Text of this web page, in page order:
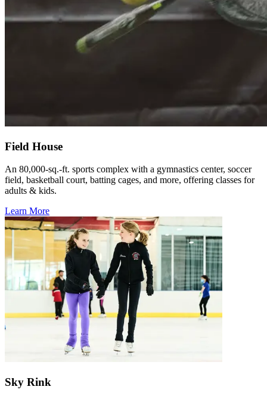
Field House​​​​‌ ‍ ​‍​‍‌‍ ‌ ​‍‌‍‍‌‌‍‌ ‌‍‍‌‌‍ ‍​‍​‍​ ‍‍​‍​‍‌ ​ ‌‍​‌‌‍ ‍‌‍‍‌‌ ‌​‌ ‍‌​‍ ‍‌‍‍‌‌‍ ​‍​‍​‍ ​​‍​‍‌‍‍​‌ ​‍‌‍‌‌‌‍‌‍​‍​‍​ ‍‍​‍​‍‌‍‍​‌ ‌​‌ ‌​‌ ​​‌ ​ ​ ‍‍​‍ ​‍ ‌‍​ ‌‍‍​‌‍‌‌‌‍ ​‌ ​ ‌‍‌‌‌‍​‌‌ ​​‌‍‍‌‌‍‌‌‌ ​‍‌ ​ ​‍ ‍‌ ​ ‌‍​‌‌‍ ‍‌‍‍‌‌ ‌​‌ ‍‌​‍ ‍‌ ​ ‌ ‌​‌ ‌‌‌‍‌​‌‍‍‌‌‍ ​‍ ‌‍‍‌‌‍ ‍‌ ‌​‌‍‌‌‌‍ ‍‌ ‌​​‍ ‌‍‌‌‌‍‌​‌‍‍‌‌ ‌​​‍ ‌‍ ‌‌‍ ‌‍‌​‌‍‌‌​ ‌‌ ​​‌ ​‍‌‍‌‌‌ ​ ‌‍‌‌‌‍ ‍‌ ‌​‌‍​‌‌ ‌​‌‍‍‌‌‍ ‌‍ ‍​ ‍ ‌‍‍‌‌‍‌​​ ‌​ ​‍​ ‌‌‌‍​ ‌‍‌‌​ ‌​‌‍​‍‌‍​‍‌‍​‌​‍ ‌​ ‌​​ ​​‌‍​‍​ ‌‍​‍ ‌​ ‌​‌‍‌‍‌‍​‌​ ‍​​‍ ‌‌‍​‌‌‍​‌‌‍‌‌​ ‍‌​‍ ‌​ ‌​​ ‌‌​ ‌ ​ ‌‌​ ‍‌​ ‌‌​ ‍‌‌‍​ ‌‍​‍​ ‌ ‌‍‌​​ ​ ​ ‍ ‌ ‌​‌ ‍‌‌ ​​‌‍‌‌​ ‌‌ ​​‌‍​‌‌‍‌ ‌‍‌‌​ ‍ ‌ ​​‌‍​‌‌ ‌​‌‍‍​​ ‌‌ ​​‌‍​‌‌‍‌ ‌‍‌‌‌​​‍‌ ‌‌‌‍‍‌‌‍ ​‌‍‌​‌‍‌‌‌ ​‍​‍‌‌​ ‌‌‌​​‍‌‌ ‌‍‍ ‌‍‌‌‌ ‍‌​‍‌‌​ ​ ‌​‌​​‍‌‌​ ​ ‌​‌​​‍‌‌​ ​‍​ ​‍​ ‍​​ ​ ‌‍​‍‌‍​‌​ ‍​​ ​ ‌‍‌​​ ‌ ​ ‍​​ ‍​​ ‍​‌‍​‍​‍‌‌​ ​‍​ ​‍​‍‌‌​ ‌‌‌​‌​​‍ ‍‌‍​ ‌‍​‌‌ ​‍‌‍ ‌ ‌‌‌ ​ ‌‍‌‌‌‍ ​‌​‍‌‌ ‌​‌‍‌‌‌‍ ‌‌ ​ ​‍‌‌​ ‌‌‌​​‍‌‌ ‌‍‍ ‌‍‌‌‌ ‍‌​‍‌‌​ ​ ‌​‌​​‍‌‌​ ​ ‌​‌​​‍‌‌​ ​‍​ ​‍​ ‌‍‌‍​‌‌‍​ ‌‍‌‍‌‍​‌​ ​‌​ ‌ ​ ‍​‌‍‌‌‌‍​‍​ ‌‌‌‍​‌​ ‌‌‌‍​‌​ ‌‌​ ‍‌‌‍‌‌‌‍‌‌​ ​ ​ ‌​‌‍‌‍​ ‌‌​ ‌ ‌‍‌‍​ ‍‌​ ‌‍​ ​‌​ ​‍​ ‌​‌‍​‌​ ​ ​ ​ ​‍‌‌​ ​‍​ ​‍​‍‌‌​ ‌‌‌​‌​​‍ ‍‌‍​ ‌‍​‌‌ ​‍‌‍‌​‌‌‌​‌‍‍‌‌ ‌​‌‍ ​‌‍‌‌​ ‌‍​‍‌‍​‌‌ ​ ‌‍‌‌‌‌‌‌‌ ​‍‌‍ ​​ ‌‌‍‍​‌ ‌​‌ ‌​‌ ​​‌ ​ ​‍‌‌​ ​ ‌​​‌​‍‌‌​ ​‍‌​‌‍​‍‌‌​ ​‍‌​‌‍‌‍​ ‌‍‍​‌‍‌‌‌‍ ​‌ ​ ‌‍‌‌‌‍​‌‌ ​​‌‍‍‌‌‍‌‌‌ ​‍‌ ​ ​‍ ‍‌ ​ ‌‍​‌‌‍ ‍‌‍‍‌‌ ‌​‌ ‍‌​‍ ‍‌ ​ ‌ ‌​‌ ‌‌‌‍‌​‌‍‍‌‌‍ ​‍‌‍‌‍‍‌‌‍‌​​ ‌​ ​‍​ ‌‌‌‍​ ‌‍‌‌​ ‌​‌‍​‍‌‍​‍‌‍​‌​‍ ‌​ ‌​​ ​​‌‍​‍​ ‌‍​‍ ‌​ ‌​‌‍‌‍‌‍​‌​ ‍​​‍ ‌‌‍​‌‌‍​‌‌‍‌‌​ ‍‌​‍ ‌​ ‌​​ ‌‌​ ‌ ​ ‌‌​ ‍‌​ ‌‌​ ‍‌‌‍​ ‌‍​‍​ ‌ ‌‍‌​​ ​ ​‍‌‍‌ ‌​‌ ‍‌‌ ​​‌‍‌‌​ ‌‌ ​​‌‍​‌‌‍‌ ‌‍‌‌​‍‌‍‌ ​​‌‍​‌‌ ‌​‌‍‍​​ ‌‌ ​​‌‍​‌‌‍‌ ‌‍‌‌‌​​‍‌ ‌‌‌‍‍‌‌‍ ​‌‍‌​‌‍‌‌‌ ​‍​‍‌‌​ ‌‌‌​​‍‌‌ ‌‍‍ ‌‍‌‌‌ ‍‌​‍‌‌​ ​ ‌​‌​​‍‌‌​ ​ ‌​‌​​‍‌‌​ ​‍​ ​‍​ ‍​​ ​ ‌‍​‍‌‍​‌​ ‍​​ ​ ‌‍‌​​ ‌ ​ ‍​​ ‍​​ ‍​‌‍​‍​‍‌‌​ ​‍​ ​‍​‍‌‌​ ‌‌‌​‌​​‍ ‍‌‍​ ‌‍​‌‌ ​‍‌‍ ‌ ‌‌‌ ​ ‌‍‌‌‌‍ ​‌​‍‌‌ ‌​‌‍‌‌‌‍ ‌‌ ​ ​‍‌‌​ ‌‌‌​​‍‌‌ ‌‍‍ ‌‍‌‌‌ ‍‌​‍‌‌​ ​ ‌​‌​​‍‌‌​ ​ ‌​‌​​‍‌‌​ ​‍​ ​‍​ ‌‍‌‍​‌‌‍​ ‌‍‌‍‌‍​‌​ ​‌​ ‌ ​ ‍​‌‍‌‌‌‍​‍​ ‌‌‌‍​‌​ ‌‌‌‍​‌​ ‌‌​ ‍‌‌‍‌‌‌‍‌‌​ ​ ​ ‌​‌‍‌‍​ ‌‌​ ‌ ‌‍‌‍​ ‍‌​ ‌‍​ ​‌​ ​‍​ ‌​‌‍​‌​ ​ ​ ​ ​‍‌‌​ ​‍​ ​‍​‍‌‌​ ‌‌‌​‌​​‍ ‍‌‍​ ‌‍​‌‌ ​‍‌‍‌​‌‌‌​‌‍‍‌‌ ‌​‌‍ ​‌‍‌‌​‍‌‍‌ ​​‌‍‌‌‌ ​‍‌ ​ ‌ ​​‌‍‌‌‌‍​ ‌ ‌​‌‍‍‌‌ ‌‍‌‍‌‌​ ‌‌ ​​‌ ‌‌‌‍​‍‌‍ ​‌‍‍‌‌ ​ ‌‍‍​‌‍‌‌‌‍‌​​‍​‍‌ ‌
An 80,000-sq.-ft. sports complex with a gymnastics center, soccer
field, basketball court, batting cages, and more, offering classes for
adults & kids.​​​​‌ ‍ ​‍​‍‌‍ ‌ ​‍‌‍‍‌‌‍‌ ‌‍‍‌‌‍ ‍​‍​‍​ ‍‍​‍​‍‌ ​ ‌‍​‌‌‍ ‍‌‍‍‌‌ ‌​‌ ‍‌​‍ ‍‌‍‍‌‌‍ ​‍​‍​‍ ​​‍​‍‌‍‍​‌ ​‍‌‍‌‌‌‍‌‍​‍​‍​ ‍‍​‍​‍‌‍‍​‌ ‌​‌ ‌​‌ ​​‌ ​ ​ ‍‍​‍ ​‍ ‌‍​ ‌‍‍​‌‍‌‌‌‍ ​‌ ​ ‌‍‌‌‌‍​‌‌ ​​‌‍‍‌‌‍‌‌‌ ​‍‌ ​ ​‍ ‍‌ ​ ‌‍​‌‌‍ ‍‌‍‍‌‌ ‌​‌ ‍‌​‍ ‍‌ ​ ‌ ‌​‌ ‌‌‌‍‌​‌‍‍‌‌‍ ​‍ ‌‍‍‌‌‍ ‍‌ ‌​‌‍‌‌‌‍ ‍‌ ‌​​‍ ‌‍‌‌‌‍‌​‌‍‍‌‌ ‌​​‍ ‌‍ ‌‌‍ ‌‍‌​‌‍‌‌​ ‌‌ ​​‌ ​‍‌‍‌‌‌ ​ ‌‍‌‌‌‍ ‍‌ ‌​‌‍​‌‌ ‌​‌‍‍‌‌‍ ‌‍ ‍​ ‍ ‌‍‍‌‌‍‌​​ ‌​ ​‍​ ‌‌‌‍​ ‌‍‌‌​ ‌​‌‍​‍‌‍​‍‌‍​‌​‍ ‌​ ‌​​ ​​‌‍​‍​ ‌‍​‍ ‌​ ‌​‌‍‌‍‌‍​‌​ ‍​​‍ ‌‌‍​‌‌‍​‌‌‍‌‌​ ‍‌​‍ ‌​ ‌​​ ‌‌​ ‌ ​ ‌‌​ ‍‌​ ‌‌​ ‍‌‌‍​ ‌‍​‍​ ‌ ‌‍‌​​ ​ ​ ‍ ‌ ‌​‌ ‍‌‌ ​​‌‍‌‌​ ‌‌ ​​‌‍​‌‌‍‌ ‌‍‌‌​ ‍ ‌ ​​‌‍​‌‌ ‌​‌‍‍​​ ‌‌ ​​‌‍​‌‌‍‌ ‌‍‌‌‌​​‍‌ ‌‌‌‍‍‌‌‍ ​‌‍‌​‌‍‌‌‌ ​‍​‍‌‌​ ‌‌‌​​‍‌‌ ‌‍‍ ‌‍‌‌‌ ‍‌​‍‌‌​ ​ ‌​‌​​‍‌‌​ ​ ‌​‌​​‍‌‌​ ​‍​ ​‍​ ‍​​ ​ ‌‍​‍‌‍​‌​ ‍​​ ​ ‌‍‌​​ ‌ ​ ‍​​ ‍​​ ‍​‌‍​‍​‍‌‌​ ​‍​ ​‍​‍‌‌​ ‌‌‌​‌​​‍ ‍‌‍​ ‌‍​‌‌ ​‍‌‍ ‌ ‌‌‌ ​ ‌‍‌‌‌‍ ​‌​‍‌‌ ‌​‌‍‌‌‌‍ ‌‌ ​ ​‍‌‌​ ‌‌‌​​‍‌‌ ‌‍‍ ‌‍‌‌‌ ‍‌​‍‌‌​ ​ ‌​‌​​‍‌‌​ ​ ‌​‌​​‍‌‌​ ​‍​ ​‍​ ‌‍‌‍​‌‌‍​ ‌‍‌‍‌‍​‌​ ​‌​ ‌ ​ ‍​‌‍‌‌‌‍​‍​ ‌‌‌‍​‌​ ‌‌‌‍​‌​ ‌‌​ ‍‌‌‍‌‌‌‍‌‌​ ​ ​ ‌​‌‍‌‍​ ‌‌​ ‌ ‌‍‌‍​ ‍‌​ ‌‍​ ​‌​ ​‍​ ‌​‌‍​‌​ ​ ​ ​ ​‍‌‌​ ​‍​ ​‍​‍‌‌​ ‌‌‌​‌​​‍ ‍‌‍​ ‌‍​‌‌ ​‍‌‍‌​‌​‌​‌‍‌‌‌ ​ ‌‍​ ‌ ​‍‌‍‍‌‌ ​​‌ ‌​‌‍‍‌‌‍ ‌‍ ‍​ ‌‍​‍‌‍​‌‌ ​ ‌‍‌‌‌‌‌‌‌ ​‍‌‍ ​​ ‌‌‍‍​‌ ‌​‌ ‌​‌ ​​‌ ​ ​‍‌‌​ ​ ‌​​‌​‍‌‌​ ​‍‌​‌‍​‍‌‌​ ​‍‌​‌‍‌‍​ ‌‍‍​‌‍‌‌‌‍ ​‌ ​ ‌‍‌‌‌‍​‌‌ ​​‌‍‍‌‌‍‌‌‌ ​‍‌ ​ ​‍ ‍‌ ​ ‌‍​‌‌‍ ‍‌‍‍‌‌ ‌​‌ ‍‌​‍ ‍‌ ​ ‌ ‌​‌ ‌‌‌‍‌​‌‍‍‌‌‍ ​‍‌‍‌‍‍‌‌‍‌​​ ‌​ ​‍​ ‌‌‌‍​ ‌‍‌‌​ ‌​‌‍​‍‌‍​‍‌‍​‌​‍ ‌​ ‌​​ ​​‌‍​‍​ ‌‍​‍ ‌​ ‌​‌‍‌‍‌‍​‌​ ‍​​‍ ‌‌‍​‌‌‍​‌‌‍‌‌​ ‍‌​‍ ‌​ ‌​​ ‌‌​ ‌ ​ ‌‌​ ‍‌​ ‌‌​ ‍‌‌‍​ ‌‍​‍​ ‌ ‌‍‌​​ ​ ​‍‌‍‌ ‌​‌ ‍‌‌ ​​‌‍‌‌​ ‌‌ ​​‌‍​‌‌‍‌ ‌‍‌‌​‍‌‍‌ ​​‌‍​‌‌ ‌​‌‍‍​​ ‌‌ ​​‌‍​‌‌‍‌ ‌‍‌‌‌​​‍‌ ‌‌‌‍‍‌‌‍ ​‌‍‌​‌‍‌‌‌ ​‍​‍‌‌​ ‌‌‌​​‍‌‌ ‌‍‍ ‌‍‌‌‌ ‍‌​‍‌‌​ ​ ‌​‌​​‍‌‌​ ​ ‌​‌​​‍‌‌​ ​‍​ ​‍​ ‍​​ ​ ‌‍​‍‌‍​‌​ ‍​​ ​ ‌‍‌​​ ‌ ​ ‍​​ ‍​​ ‍​‌‍​‍​‍‌‌​ ​‍​ ​‍​‍‌‌​ ‌‌‌​‌​​‍ ‍‌‍​ ‌‍​‌‌ ​‍‌‍ ‌ ‌‌‌ ​ ‌‍‌‌‌‍ ​‌​‍‌‌ ‌​‌‍‌‌‌‍ ‌‌ ​ ​‍‌‌​ ‌‌‌​​‍‌‌ ‌‍‍ ‌‍‌‌‌ ‍‌​‍‌‌​ ​ ‌​‌​​‍‌‌​ ​ ‌​‌​​‍‌‌​ ​‍​ ​‍​ ‌‍‌‍​‌‌‍​ ‌‍‌‍‌‍​‌​ ​‌​ ‌ ​ ‍​‌‍‌‌‌‍​‍​ ‌‌‌‍​‌​ ‌‌‌‍​‌​ ‌‌​ ‍‌‌‍‌‌‌‍‌‌​ ​ ​ ‌​‌‍‌‍​ ‌‌​ ‌ ‌‍‌‍​ ‍‌​ ‌‍​ ​‌​ ​‍​ ‌​‌‍​‌​ ​ ​ ​ ​‍‌‌​ ​‍​ ​‍​‍‌‌​ ‌‌‌​‌​​‍ ‍‌‍​ ‌‍​‌‌ ​‍‌‍‌​‌​‌​‌‍‌‌‌ ​ ‌‍​ ‌ ​‍‌‍‍‌‌ ​​‌ ‌​‌‍‍‌‌‍ ‌‍ ‍​‍‌‍‌ ​​‌‍‌‌‌ ​‍‌ ​ ‌ ​​‌‍‌‌‌‍​ ‌ ‌​‌‍‍‌‌ ‌‍‌‍‌‌​ ‌‌ ​​‌ ‌‌‌‍​‍‌‍ ​‌‍‍‌‌ ​ ‌‍‍​‌‍‌‌‌‍‌​​‍​‍‌ ‌
Learn More​​​​‌ ‍ ​‍​‍‌‍ ‌ ​‍‌‍‍‌‌‍‌ ‌‍‍‌‌‍ ‍​‍​‍​ ‍‍​‍​‍‌ ​ ‌‍​‌‌‍ ‍‌‍‍‌‌ ‌​‌ ‍‌​‍ ‍‌‍‍‌‌‍ ​‍​‍​‍ ​​‍​‍‌‍‍​‌ ​‍‌‍‌‌‌‍‌‍​‍​‍​ ‍‍​‍​‍‌‍‍​‌ ‌​‌ ‌​‌ ​​‌ ​ ​ ‍‍​‍ ​‍ ‌‍​ ‌‍‍​‌‍‌‌‌‍ ​‌ ​ ‌‍‌‌‌‍​‌‌ ​​‌‍‍‌‌‍‌‌‌ ​‍‌ ​ ​‍ ‍‌ ​ ‌‍​‌‌‍ ‍‌‍‍‌‌ ‌​‌ ‍‌​‍ ‍‌ ​ ‌ ‌​‌ ‌‌‌‍‌​‌‍‍‌‌‍ ​‍ ‌‍‍‌‌‍ ‍‌ ‌​‌‍‌‌‌‍ ‍‌ ‌​​‍ ‌‍‌‌‌‍‌​‌‍‍‌‌ ‌​​‍ ‌‍ ‌‌‍ ‌‍‌​‌‍‌‌​ ‌‌ ​​‌ ​‍‌‍‌‌‌ ​ ‌‍‌‌‌‍ ‍‌ ‌​‌‍​‌‌ ‌​‌‍‍‌‌‍ ‌‍ ‍​ ‍ ‌‍‍‌‌‍‌​​ ‌​ ​‍​ ‌‌‌‍​ ‌‍‌‌​ ‌​‌‍​‍‌‍​‍‌‍​‌​‍ ‌​ ‌​​ ​​‌‍​‍​ ‌‍​‍ ‌​ ‌​‌‍‌‍‌‍​‌​ ‍​​‍ ‌‌‍​‌‌‍​‌‌‍‌‌​ ‍‌​‍ ‌​ ‌​​ ‌‌​ ‌ ​ ‌‌​ ‍‌​ ‌‌​ ‍‌‌‍​ ‌‍​‍​ ‌ ‌‍‌​​ ​ ​ ‍ ‌ ‌​‌ ‍‌‌ ​​‌‍‌‌​ ‌‌ ​​‌‍​‌‌‍‌ ‌‍‌‌​ ‍ ‌ ​​‌‍​‌‌ ‌​‌‍‍​​ ‌‌ ​​‌‍​‌‌‍‌ ‌‍‌‌‌​​‍‌ ‌‌‌‍‍‌‌‍ ​‌‍‌​‌‍‌‌‌ ​‍​‍‌‌​ ‌‌‌​​‍‌‌ ‌‍‍ ‌‍‌‌‌ ‍‌​‍‌‌​ ​ ‌​‌​​‍‌‌​ ​ ‌​‌​​‍‌‌​ ​‍​ ​‍​ ‍​​ ​ ‌‍​‍‌‍​‌​ ‍​​ ​ ‌‍‌​​ ‌ ​ ‍​​ ‍​​ ‍​‌‍​‍​‍‌‌​ ​‍​ ​‍​‍‌‌​ ‌‌‌​‌​​‍ ‍‌‍​ ‌‍​‌‌ ​‍‌‍ ‌ ‌‌‌ ​ ‌‍‌‌‌‍ ​‌​‍‌‌ ‌​‌‍‌‌‌‍ ‌‌ ​ ​‍‌‌​ ‌‌‌​​‍‌‌ ‌‍‍ ‌‍‌‌‌ ‍‌​‍‌‌​ ​ ‌​‌​​‍‌‌​ ​ ‌​‌​​‍‌‌​ ​‍​ ​‍​ ‌‍‌‍​‌‌‍​ ‌‍‌‍‌‍​‌​ ​‌​ ‌ ​ ‍​‌‍‌‌‌‍​‍​ ‌‌‌‍​‌​ ‌‌‌‍​‌​ ‌‌​ ‍‌‌‍‌‌‌‍‌‌​ ​ ​ ‌​‌‍‌‍​ ‌‌​ ‌ ‌‍‌‍​ ‍‌​ ‌‍​ ​‌​ ​‍​ ‌​‌‍​‌​ ​ ​ ​ ​‍‌‌​ ​‍​ ​‍​‍‌‌​ ‌‌‌​‌​​‍ ‍‌‍​‍‌ ‌‌‌ ‌​‌ ‌​‌‍ ‌‍ ‍‌ ​ ​‍‌‌​ ‌‌‌​​‍‌‌ ‌‍‍ ‌‍‌‌‌ ‍‌​‍‌‌​ ​ ‌​‌​​‍‌‌​ ​ ‌​‌​​‍‌‌​ ​‍​ ​‍‌‍​‍‌‍‌‍​ ‍​‌‍​ ​ ​ ​ ‌​‌‍​‌​ ​ ‌‍​‍​ ​‌​ ‌ ​ ‌‍​‍‌‌​ ​‍​ ​‍​‍‌‌​ ‌‌‌​‌​​‍ ‍‌ ‌​‌‍‌‌‌ ‍​‌ ‌​​ ‌‍​‍‌‍​‌‌ ​ ‌‍‌‌‌‌‌‌‌ ​‍‌‍ ​​ ‌‌‍‍​‌ ‌​‌ ‌​‌ ​​‌ ​ ​‍‌‌​ ​ ‌​​‌​‍‌‌​ ​‍‌​‌‍​‍‌‌​ ​‍‌​‌‍‌‍​ ‌‍‍​‌‍‌‌‌‍ ​‌ ​ ‌‍‌‌‌‍​‌‌ ​​‌‍‍‌‌‍‌‌‌ ​‍‌ ​ ​‍ ‍‌ ​ ‌‍​‌‌‍ ‍‌‍‍‌‌ ‌​‌ ‍‌​‍ ‍‌ ​ ‌ ‌​‌ ‌‌‌‍‌​‌‍‍‌‌‍ ​‍‌‍‌‍‍‌‌‍‌​​ ‌​ ​‍​ ‌‌‌‍​ ‌‍‌‌​ ‌​‌‍​‍‌‍​‍‌‍​‌​‍ ‌​ ‌​​ ​​‌‍​‍​ ‌‍​‍ ‌​ ‌​‌‍‌‍‌‍​‌​ ‍​​‍ ‌‌‍​‌‌‍​‌‌‍‌‌​ ‍‌​‍ ‌​ ‌​​ ‌‌​ ‌ ​ ‌‌​ ‍‌​ ‌‌​ ‍‌‌‍​ ‌‍​‍​ ‌ ‌‍‌​​ ​ ​‍‌‍‌ ‌​‌ ‍‌‌ ​​‌‍‌‌​ ‌‌ ​​‌‍​‌‌‍‌ ‌‍‌‌​‍‌‍‌ ​​‌‍​‌‌ ‌​‌‍‍​​ ‌‌ ​​‌‍​‌‌‍‌ ‌‍‌‌‌​​‍‌ ‌‌‌‍‍‌‌‍ ​‌‍‌​‌‍‌‌‌ ​‍​‍‌‌​ ‌‌‌​​‍‌‌ ‌‍‍ ‌‍‌‌‌ ‍‌​‍‌‌​ ​ ‌​‌​​‍‌‌​ ​ ‌​‌​​‍‌‌​ ​‍​ ​‍​ ‍​​ ​ ‌‍​‍‌‍​‌​ ‍​​ ​ ‌‍‌​​ ‌ ​ ‍​​ ‍​​ ‍​‌‍​‍​‍‌‌​ ​‍​ ​‍​‍‌‌​ ‌‌‌​‌​​‍ ‍‌‍​ ‌‍​‌‌ ​‍‌‍ ‌ ‌‌‌ ​ ‌‍‌‌‌‍ ​‌​‍‌‌ ‌​‌‍‌‌‌‍ ‌‌ ​ ​‍‌‌​ ‌‌‌​​‍‌‌ ‌‍‍ ‌‍‌‌‌ ‍‌​‍‌‌​ ​ ‌​‌​​‍‌‌​ ​ ‌​‌​​‍‌‌​ ​‍​ ​‍​ ‌‍‌‍​‌‌‍​ ‌‍‌‍‌‍​‌​ ​‌​ ‌ ​ ‍​‌‍‌‌‌‍​‍​ ‌‌‌‍​‌​ ‌‌‌‍​‌​ ‌‌​ ‍‌‌‍‌‌‌‍‌‌​ ​ ​ ‌​‌‍‌‍​ ‌‌​ ‌ ‌‍‌‍​ ‍‌​ ‌‍​ ​‌​ ​‍​ ‌​‌‍​‌​ ​ ​ ​ ​‍‌‌​ ​‍​ ​‍​‍‌‌​ ‌‌‌​‌​​‍ ‍‌‍​‍‌ ‌‌‌ ‌​‌ ‌​‌‍ ‌‍ ‍‌ ​ ​‍‌‌​ ‌‌‌​​‍‌‌ ‌‍‍ ‌‍‌‌‌ ‍‌​‍‌‌​ ​ ‌​‌​​‍‌‌​ ​ ‌​‌​​‍‌‌​ ​‍​ ​‍‌‍​‍‌‍‌‍​ ‍​‌‍​ ​ ​ ​ ‌​‌‍​‌​ ​ ‌‍​‍​ ​‌​ ‌ ​ ‌‍​‍‌‌​ ​‍​ ​‍​‍‌‌​ ‌‌‌​‌​​‍ ‍‌ ‌​‌‍‌‌‌ ‍​‌ ‌​​‍‌‍‌ ​​‌‍‌‌‌ ​‍‌ ​ ‌ ​​‌‍‌‌‌‍​ ‌ ‌​‌‍‍‌‌ ‌‍‌‍‌‌​ ‌‌ ​​‌ ‌‌‌‍​‍‌‍ ​‌‍‍‌‌ ​ ‌‍‍​‌‍‌‌‌‍‌​​‍​‍‌ ‌
Sky Rink​​​​‌ ‍ ​‍​‍‌‍ ‌ ​‍‌‍‍‌‌‍‌ ‌‍‍‌‌‍ ‍​‍​‍​ ‍‍​‍​‍‌ ​ ‌‍​‌‌‍ ‍‌‍‍‌‌ ‌​‌ ‍‌​‍ ‍‌‍‍‌‌‍ ​‍​‍​‍ ​​‍​‍‌‍‍​‌ ​‍‌‍‌‌‌‍‌‍​‍​‍​ ‍‍​‍​‍‌‍‍​‌ ‌​‌ ‌​‌ ​​‌ ​ ​ ‍‍​‍ ​‍ ‌‍​ ‌‍‍​‌‍‌‌‌‍ ​‌ ​ ‌‍‌‌‌‍​‌‌ ​​‌‍‍‌‌‍‌‌‌ ​‍‌ ​ ​‍ ‍‌ ​ ‌‍​‌‌‍ ‍‌‍‍‌‌ ‌​‌ ‍‌​‍ ‍‌ ​ ‌ ‌​‌ ‌‌‌‍‌​‌‍‍‌‌‍ ​‍ ‌‍‍‌‌‍ ‍‌ ‌​‌‍‌‌‌‍ ‍‌ ‌​​‍ ‌‍‌‌‌‍‌​‌‍‍‌‌ ‌​​‍ ‌‍ ‌‌‍ ‌‍‌​‌‍‌‌​ ‌‌ ​​‌ ​‍‌‍‌‌‌ ​ ‌‍‌‌‌‍ ‍‌ ‌​‌‍​‌‌ ‌​‌‍‍‌‌‍ ‌‍ ‍​ ‍ ‌‍‍‌‌‍‌​​ ‌​ ​‍​ ‌‌‌‍​ ‌‍‌‌​ ‌​‌‍​‍‌‍​‍‌‍​‌​‍ ‌​ ‌​​ ​​‌‍​‍​ ‌‍​‍ ‌​ ‌​‌‍‌‍‌‍​‌​ ‍​​‍ ‌‌‍​‌‌‍​‌‌‍‌‌​ ‍‌​‍ ‌​ ‌​​ ‌‌​ ‌ ​ ‌‌​ ‍‌​ ‌‌​ ‍‌‌‍​ ‌‍​‍​ ‌ ‌‍‌​​ ​ ​ ‍ ‌ ‌​‌ ‍‌‌ ​​‌‍‌‌​ ‌‌ ​​‌‍​‌‌‍‌ ‌‍‌‌​ ‍ ‌ ​​‌‍​‌‌ ‌​‌‍‍​​ ‌‌ ​​‌‍​‌‌‍‌ ‌‍‌‌‌​​‍‌ ‌‌‌‍‍‌‌‍ ​‌‍‌​‌‍‌‌‌ ​‍​‍‌‌​ ‌‌‌​​‍‌‌ ‌‍‍ ‌‍‌‌‌ ‍‌​‍‌‌​ ​ ‌​‌​​‍‌‌​ ​ ‌​‌​​‍‌‌​ ​‍​ ​‍​ ‍​​ ​ ‌‍​‍‌‍​‌​ ‍​​ ​ ‌‍‌​​ ‌ ​ ‍​​ ‍​​ ‍​‌‍​‍​‍‌‌​ ​‍​ ​‍​‍‌‌​ ‌‌‌​‌​​‍ ‍‌‍​ ‌‍​‌‌ ​‍‌‍ ‌ ‌‌‌ ​ ‌‍‌‌‌‍ ​‌​‍‌‌ ‌​‌‍‌‌‌‍ ‌‌ ​ ​‍‌‌​ ‌‌‌​​‍‌‌ ‌‍‍ ‌‍‌‌‌ ‍‌​‍‌‌​ ​ ‌​‌​​‍‌‌​ ​ ‌​‌​​‍‌‌​ ​‍​ ​‍​ ​​‌‍​ ​ ‌​​ ‌​​ ‌​​ ‌‍​ ‌‌‌‍​‌​ ​‌​ ​‍​ ‌ ​ ‌‍‌‍​‌​ ​‌​ ‌‍​ ​ ​ ​ ​ ‍‌​ ​‌​ ​‍‌‍​‍​ ‍‌​ ‍‌​ ​‍​ ​‍‌‍‌​​ ‌‌​ ‍​‌‍‌‌​ ​​‌‍​ ‌‍‌‌​‍‌‌​ ​‍​ ​‍​‍‌‌​ ‌‌‌​‌​​‍ ‍‌‍​ ‌‍​‌‌ ​‍‌‍‌​‌‌‌​‌‍‍‌‌ ‌​‌‍ ​‌‍‌‌​ ‌‍​‍‌‍​‌‌ ​ ‌‍‌‌‌‌‌‌‌ ​‍‌‍ ​​ ‌‌‍‍​‌ ‌​‌ ‌​‌ ​​‌ ​ ​‍‌‌​ ​ ‌​​‌​‍‌‌​ ​‍‌​‌‍​‍‌‌​ ​‍‌​‌‍‌‍​ ‌‍‍​‌‍‌‌‌‍ ​‌ ​ ‌‍‌‌‌‍​‌‌ ​​‌‍‍‌‌‍‌‌‌ ​‍‌ ​ ​‍ ‍‌ ​ ‌‍​‌‌‍ ‍‌‍‍‌‌ ‌​‌ ‍‌​‍ ‍‌ ​ ‌ ‌​‌ ‌‌‌‍‌​‌‍‍‌‌‍ ​‍‌‍‌‍‍‌‌‍‌​​ ‌​ ​‍​ ‌‌‌‍​ ‌‍‌‌​ ‌​‌‍​‍‌‍​‍‌‍​‌​‍ ‌​ ‌​​ ​​‌‍​‍​ ‌‍​‍ ‌​ ‌​‌‍‌‍‌‍​‌​ ‍​​‍ ‌‌‍​‌‌‍​‌‌‍‌‌​ ‍‌​‍ ‌​ ‌​​ ‌‌​ ‌ ​ ‌‌​ ‍‌​ ‌‌​ ‍‌‌‍​ ‌‍​‍​ ‌ ‌‍‌​​ ​ ​‍‌‍‌ ‌​‌ ‍‌‌ ​​‌‍‌‌​ ‌‌ ​​‌‍​‌‌‍‌ ‌‍‌‌​‍‌‍‌ ​​‌‍​‌‌ ‌​‌‍‍​​ ‌‌ ​​‌‍​‌‌‍‌ ‌‍‌‌‌​​‍‌ ‌‌‌‍‍‌‌‍ ​‌‍‌​‌‍‌‌‌ ​‍​‍‌‌​ ‌‌‌​​‍‌‌ ‌‍‍ ‌‍‌‌‌ ‍‌​‍‌‌​ ​ ‌​‌​​‍‌‌​ ​ ‌​‌​​‍‌‌​ ​‍​ ​‍​ ‍​​ ​ ‌‍​‍‌‍​‌​ ‍​​ ​ ‌‍‌​​ ‌ ​ ‍​​ ‍​​ ‍​‌‍​‍​‍‌‌​ ​‍​ ​‍​‍‌‌​ ‌‌‌​‌​​‍ ‍‌‍​ ‌‍​‌‌ ​‍‌‍ ‌ ‌‌‌ ​ ‌‍‌‌‌‍ ​‌​‍‌‌ ‌​‌‍‌‌‌‍ ‌‌ ​ ​‍‌‌​ ‌‌‌​​‍‌‌ ‌‍‍ ‌‍‌‌‌ ‍‌​‍‌‌​ ​ ‌​‌​​‍‌‌​ ​ ‌​‌​​‍‌‌​ ​‍​ ​‍​ ​​‌‍​ ​ ‌​​ ‌​​ ‌​​ ‌‍​ ‌‌‌‍​‌​ ​‌​ ​‍​ ‌ ​ ‌‍‌‍​‌​ ​‌​ ‌‍​ ​ ​ ​ ​ ‍‌​ ​‌​ ​‍‌‍​‍​ ‍‌​ ‍‌​ ​‍​ ​‍‌‍‌​​ ‌‌​ ‍​‌‍‌‌​ ​​‌‍​ ‌‍‌‌​‍‌‌​ ​‍​ ​‍​‍‌‌​ ‌‌‌​‌​​‍ ‍‌‍​ ‌‍​‌‌ ​‍‌‍‌​‌‌‌​‌‍‍‌‌ ‌​‌‍ ​‌‍‌‌​‍‌‍‌ ​​‌‍‌‌‌ ​‍‌ ​ ‌ ​​‌‍‌‌‌‍​ ‌ ‌​‌‍‍‌‌ ‌‍‌‍‌‌​ ‌‌ ​​‌ ‌‌‌‍​‍‌‍ ​‌‍‍‌‌ ​ ‌‍‍​‌‍‌‌‌‍‌​​‍​‍‌ ‌